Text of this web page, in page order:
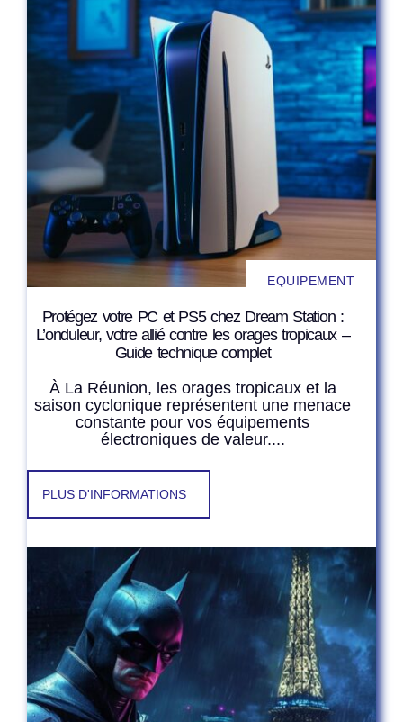
EQUIPEMENT
Protégez votre PC et PS5 chez Dream Station :
L’onduleur, votre allié contre les orages tropicaux –
Guide technique complet
À La Réunion, les orages tropicaux et la
saison cyclonique représentent une menace
constante pour vos équipements
électroniques de valeur....
PLUS D'INFORMATIONS